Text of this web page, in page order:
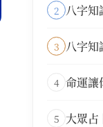
2 八字
3 八字
4 命運讓
5 大眾